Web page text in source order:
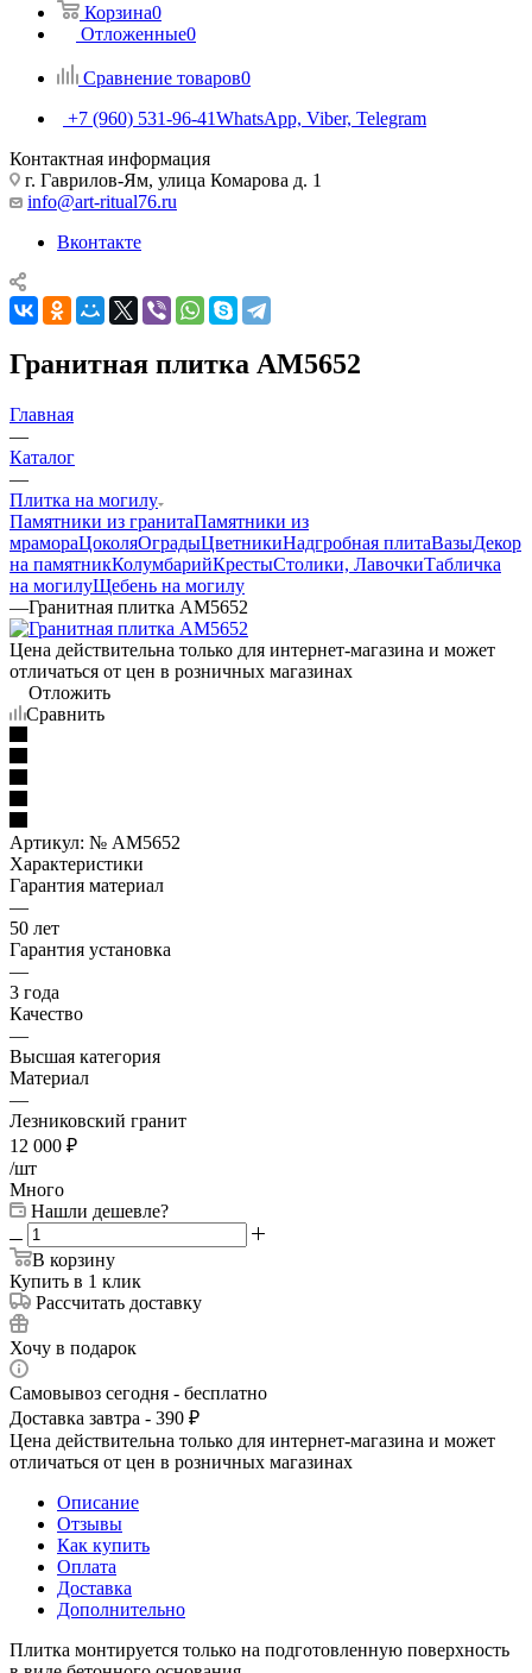
Корзина0
Отложенные0
Сравнение товаров0
+7 (960) 531-96-41WhatsApp, Viber, Telegram
Контактная информация
г. Гаврилов-Ям, улица Комарова д. 1
info@art-ritual76.ru
Вконтакте
Гранитная плитка AM5652
Главная
—
Каталог
—
Плитка на могилу
Памятники из гранитаПамятники из
мрамораЦоколяОградыЦветникиНадгробная плитаВазыДекор
на памятникКолумбарийКрестыСтолики, ЛавочкиТабличка
на могилуЩебень на могилу
—Гранитная плитка AM5652
Цена действительна только для интернет-магазина и может
отличаться от цен в розничных магазинах
Отложить
Сравнить
Артикул: № AM5652
Характеристики
Гарантия материал
—
50 лет
Гарантия установка
—
3 года
Качество
—
Высшая категория
Материал
—
Лезниковский гранит
12 000 ₽
/шт
Много
Нашли дешевле?
В корзину
Купить в 1 клик
Рассчитать доставку
Хочу в подарок
Самовывоз сегодня - бесплатно
Доставка завтра - 390 ₽
Цена действительна только для интернет-магазина и может
отличаться от цен в розничных магазинах
Описание
Отзывы
Как купить
Оплата
Доставка
Дополнительно
Плитка монтируется только на подготовленную поверхность